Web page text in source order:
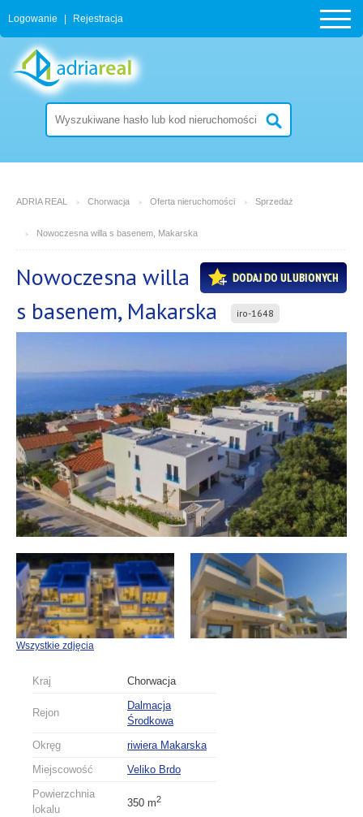
Logowanie Rejestracja
ADRIA REAL Chorwacja Oferta nieruchomości Sprzedaż
Nowoczesna willa s basenem, Makarska
DODAJ DO ULUBIONYCH
Nowoczesna willa
s basenem, Makarska
iro-1648
Wszystkie zdjęcia
Kraj Chorwacja
Rejon
Dalmacja
Środkowa
Okręg
riwiera Makarska
Miejscowość
Veliko Brdo
Powierzchnia
lokalu
350 m2